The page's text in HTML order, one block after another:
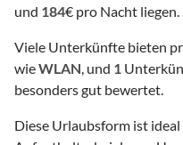
und 184€ pro Nacht liegen.
Viele Unterkünfte bieten
wieWLAN, und 1
besonders gut bewertet.
Diese Urlaubsform ist